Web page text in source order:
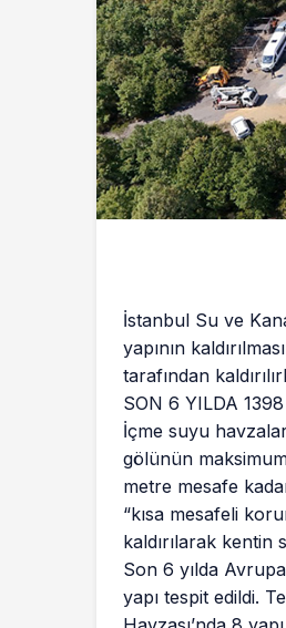
İstanbul Su ve
yapının
tarafından
SON 6 YILDA
İçme suyu
gölünün
metre mesafe
“kısa mesafeli
kaldırılarak kentin
Son 6 yılda
yapı tespit edildi.